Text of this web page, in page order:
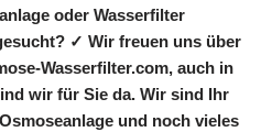
oder Wasserfilter
✓ Wir freuen uns über
Wasserfilter.com, auch in
wir für Sie da. Wir sind Ihr
und noch vieles